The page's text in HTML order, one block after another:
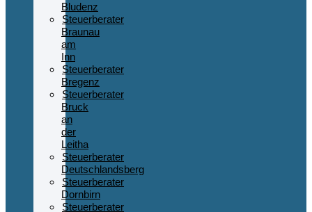
Bludenz
Steuerberater
Braunau
am
Inn
Steuerberater
Bregenz
Steuerberater
Bruck
an
der
Leitha
Steuerberater
Deutschlandsberg
Steuerberater
Dornbirn
Steuerberater